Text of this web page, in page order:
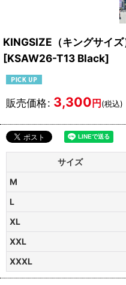
KINGSIZE（キングサイ
[KSAW26-T13 Black]
販売価格: 3,300円(税込)
サイズ
M
L
XL
XXL
XXXL